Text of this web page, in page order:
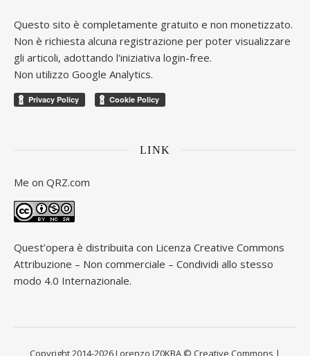
Questo sito è completamente gratuito e non monetizzato.
Non è richiesta alcuna registrazione per poter visualizzare
gli articoli, adottando l'iniziativa login-free.
Non utilizzo Google Analytics.
LINK
Me on QRZ.com
Quest’opera è distribuita con Licenza Creative Commons
Attribuzione – Non commerciale – Condividi allo stesso
modo 4.0 Internazionale.
Copyright 2014-2026 Lorenzo IZ0KBA © Creative Commons |